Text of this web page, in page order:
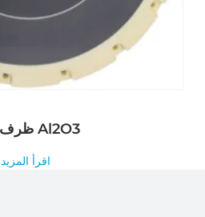
ظرف فراغ Al2O3
اقرأ المزيد